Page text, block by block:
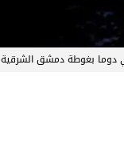
دوما بغوطة دمشق الشرقية